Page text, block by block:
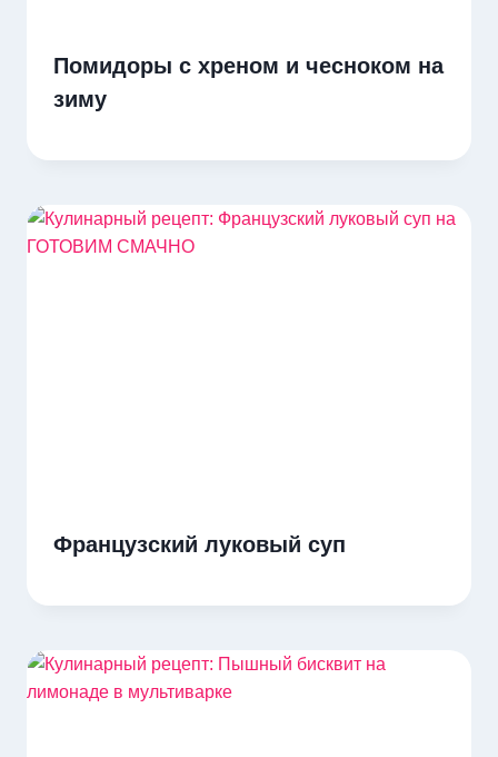
Помидоры с хреном и чесноком на
зиму
Французский луковый суп